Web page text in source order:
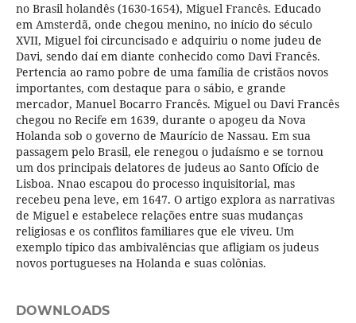
no Brasil holandês (1630-1654), Miguel Francês. Educado
em Amsterdã, onde chegou menino, no início do século
XVII, Miguel foi circuncisado e adquiriu o nome judeu de
Davi, sendo daí em diante conhecido como Davi Francês.
Pertencia ao ramo pobre de uma família de cristãos novos
importantes, com destaque para o sábio, e grande
mercador, Manuel Bocarro Francês. Miguel ou Davi Francês
chegou no Recife em 1639, durante o apogeu da Nova
Holanda sob o governo de Maurício de Nassau. Em sua
passagem pelo Brasil, ele renegou o judaísmo e se tornou
um dos principais delatores de judeus ao Santo Ofício de
Lisboa. Nnao escapou do processo inquisitorial, mas
recebeu pena leve, em 1647. O artigo explora as narrativas
de Miguel e estabelece relações entre suas mudanças
religiosas e os conflitos familiares que ele viveu. Um
exemplo típico das ambivalências que afligiam os judeus
novos portugueses na Holanda e suas colônias.
DOWNLOADS